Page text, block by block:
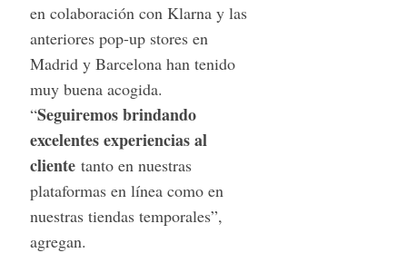
en colaboración con Klarna y las
anteriores pop-up stores en
Madrid y Barcelona han tenido
muy buena acogida.
“Seguiremos brindando
excelentes experiencias al
clientetanto en nuestras
plataformas en línea como en
nuestras tiendas temporales”,
agregan.